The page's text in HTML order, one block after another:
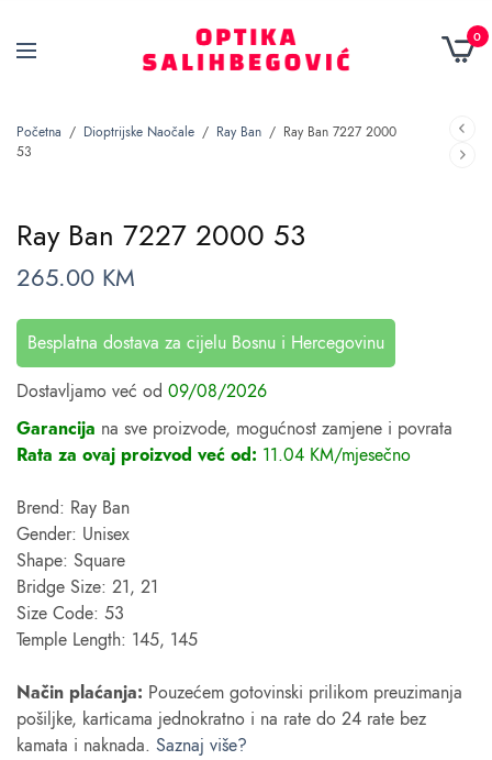
0
Početna / Dioptrijske Naočale / Ray Ban / Ray Ban 7227 2000
53
Ray Ban 7227 2000 53
265.00 KM
Besplatna dostava za cijelu Bosnu i Hercegovinu
Dostavljamo već od 09/08/2026
Garancija na sve proizvode, mogućnost zamjene i povrata
Rata za ovaj proizvod već od: 11.04 KM/mjesečno
Brend: Ray Ban
Gender: Unisex
Shape: Square
Bridge Size: 21, 21
Size Code: 53
Temple Length: 145, 145
Način plaćanja: Pouzećem gotovinski prilikom preuzimanja
pošiljke, karticama jednokratno i na rate do 24 rate bez
kamata i naknada. Saznaj više?